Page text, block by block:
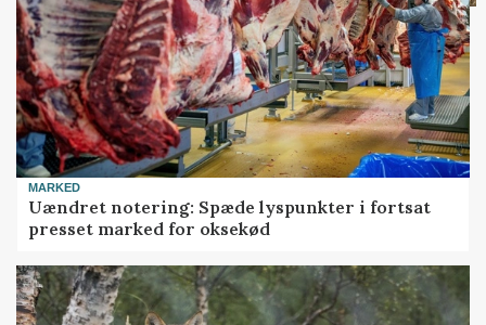
MARKED
Uændret notering: Spæde lyspunkter i fortsat
presset marked for oksekød